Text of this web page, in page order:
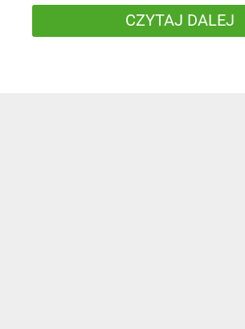
CZYTAJ DALEJ